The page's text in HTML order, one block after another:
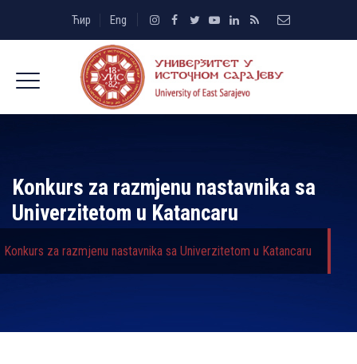
Ћир Eng
Konkurs za razmjenu nastavnika sa
Univerzitetom u Katancaru
Konkurs za razmjenu nastavnika sa Univerzitetom u Katancaru